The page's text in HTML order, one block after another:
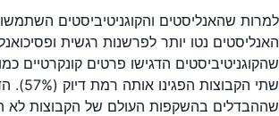
למרות שהאנליסטים והקוגניטיביסטים השתמשו
האנליסטים נטו יותר לפרשנות רגשית
שהקוגניטיביסטים הדגישו פרטים קונקרטיים
שתי
שההבדלים בהשקפות העולם של הקבוצות לא